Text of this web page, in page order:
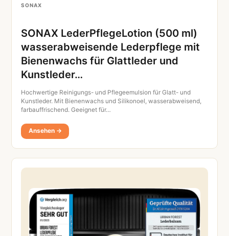
SONAX
SONAX LederPflegeLotion (500 ml)
wasserabweisende Lederpflege mit
Bienenwachs für Glattleder und
Kunstleder…
Hochwertige Reinigungs- und Pflegeemulsion für Glatt- und
Kunstleder. Mit Bienenwachs und Silikonoel, wasserabweisend,
farbauffrischend. Geeignet für…
Ansehen →